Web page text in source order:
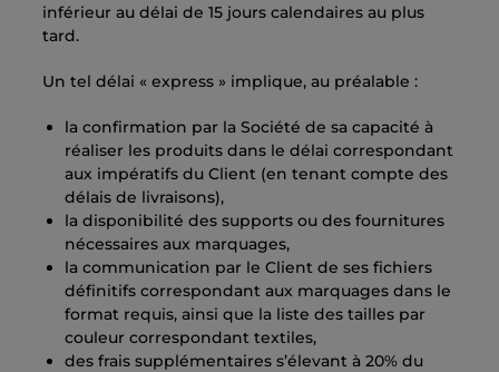
inférieur au délai de 15 jours calendaires au plus
tard.
Un tel délai « express » implique, au préalable :
la confirmation par la Société de sa capacité à
réaliser les produits dans le délai correspondant
aux impératifs du Client (en tenant compte des
délais de livraisons),
la disponibilité des supports ou des fournitures
nécessaires aux marquages,
la communication par le Client de ses fichiers
définitifs correspondant aux marquages dans le
format requis, ainsi que la liste des tailles par
couleur correspondant textiles,
des frais supplémentaires s’élevant à 20% du